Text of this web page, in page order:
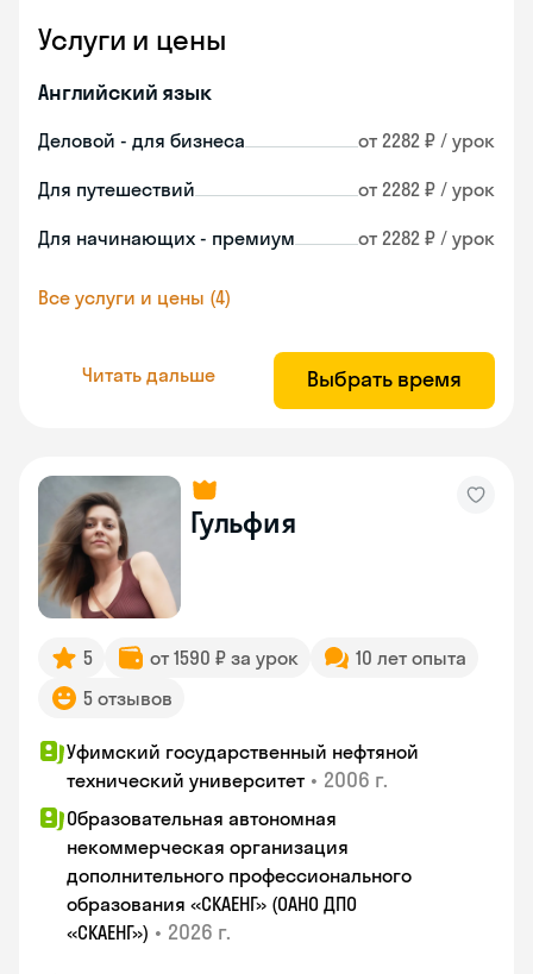
Услуги и цены
Английский язык
Деловой - для бизнеса от 2282 ₽ / урок
Для путешествий от 2282 ₽ / урок
Для начинающих - премиум от 2282 ₽ / урок
Все услуги и цены (4)
Читать дальше Выбрать время
Гульфия
5 от 1590 ₽ за урок
10 лет опыта
5 отзывов
Уфимский государственный нефтяной
технический университет • 2006 г.
Образовательная автономная
некоммерческая организация
дополнительного профессионального
образования «СКАЕНГ» (ОАНО ДПО
«СКАЕНГ») • 2026 г.